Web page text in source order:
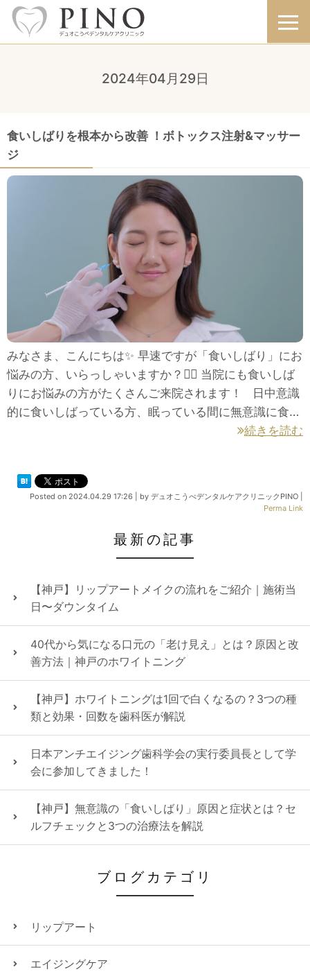
2024年04月29日
食いしばりを根本から改善 ！ボトックス注射&マッサー
ジ
みなさま、こんにちは✨ 早速ですが「食いしばり」にお
悩みの方、いらっしゃいますか？👩‍⚕️ 当院にも食いしば
りにお悩みの方がたくさんご来院されます！ 日中意識
的に食いしばっている方、眠っている間に無意識に食…
続きを読む
Posted on 2024.04.29 17:26 by デュオこうべデンタルケアクリニックPINO
Perma Link
最新の記事
【神戸】リップアートメイクの流れをご紹介｜施術当
日〜ダウンタイム
40代から気になる口元の「老け見え」とは？原因と改
善方法｜神戸のホワイトニング
【神戸】ホワイトニングは1回で白くなるの？3つの種
類と効果・回数を歯科医が解説
日本アンチエイジング歯科学会の実行委員長として学
会に参加してきました！
【神戸】無意識の「食いしばり」原因と症状とは？セ
ルフチェックと3つの治療法を解説
ブログカテゴリ
リップアート
エイジングケア